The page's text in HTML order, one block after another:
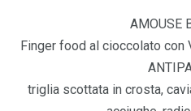
AMOUSE
Finger food al cioccolato con
triglia scottata in crosta,